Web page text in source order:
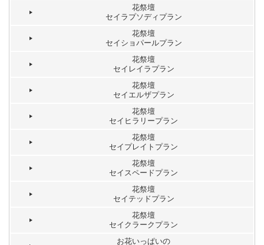
花祭壇
セイラプソディプラン
花祭壇
セイショパールプラン
花祭壇
セイレイラプラン
花祭壇
セイエルザプラン
花祭壇
セイヒラリープラン
花祭壇
セイプレイトプラン
花祭壇
セイスペードプラン
花祭壇
セイテッドプラン
花祭壇
セイクラークプラン
お花いっぱいの